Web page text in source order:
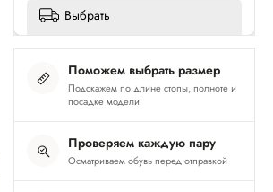
Выбрать
Поможем выбрать размер
Подскажем по длине стопы, полноте и
посадке модели
Проверяем каждую пару
Осматриваем обувь перед отправкой